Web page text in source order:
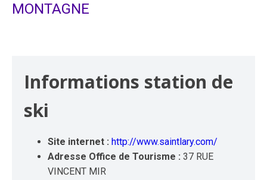
MONTAGNE
Informations station de
ski
Site internet : http://www.saintlary.com/
Adresse Office de Tourisme : 37 RUE
VINCENT MIR